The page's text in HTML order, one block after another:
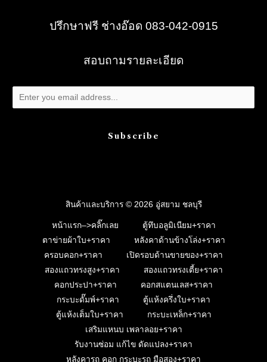
ปรึกษาฟรี ช่างอ๊อด 083-042-0915
สอบถามรายละเอียด
Subscribe
สินค้าและบริการ © 2026 อู่สยาม ชลบุรี
หน้าแรก–>คลิ๊กเลย
ตู้ทึบอลูมิเนียม+ราคา
ตาข่ายผ้าใบ+ราคา
หลังคาด้านข้างโล่ง+ราคา
ครอบคอก+ราคา
เปิดรอบด้านขายของ+ราคา
สองแถวทรงสูง+ราคา
สองแถวทรงเตี้ย+ราคา
คอกประปา+ราคา
คอกสแตนเลส+ราคา
กระบะดั๊มพ์+ราคา
ตู้แห้งครึ่งใบ+ราคา
ตู้แห้งเต็มใบ+ราคา
กระบะเหล็ก+ราคา
เสริมแหนบ เพลาลอย+ราคา
รับงานซ่อม แก้ไข ดัดแปลง+ราคา
หลังคารถ คอก กระบะรถ มือสอง+ราคา